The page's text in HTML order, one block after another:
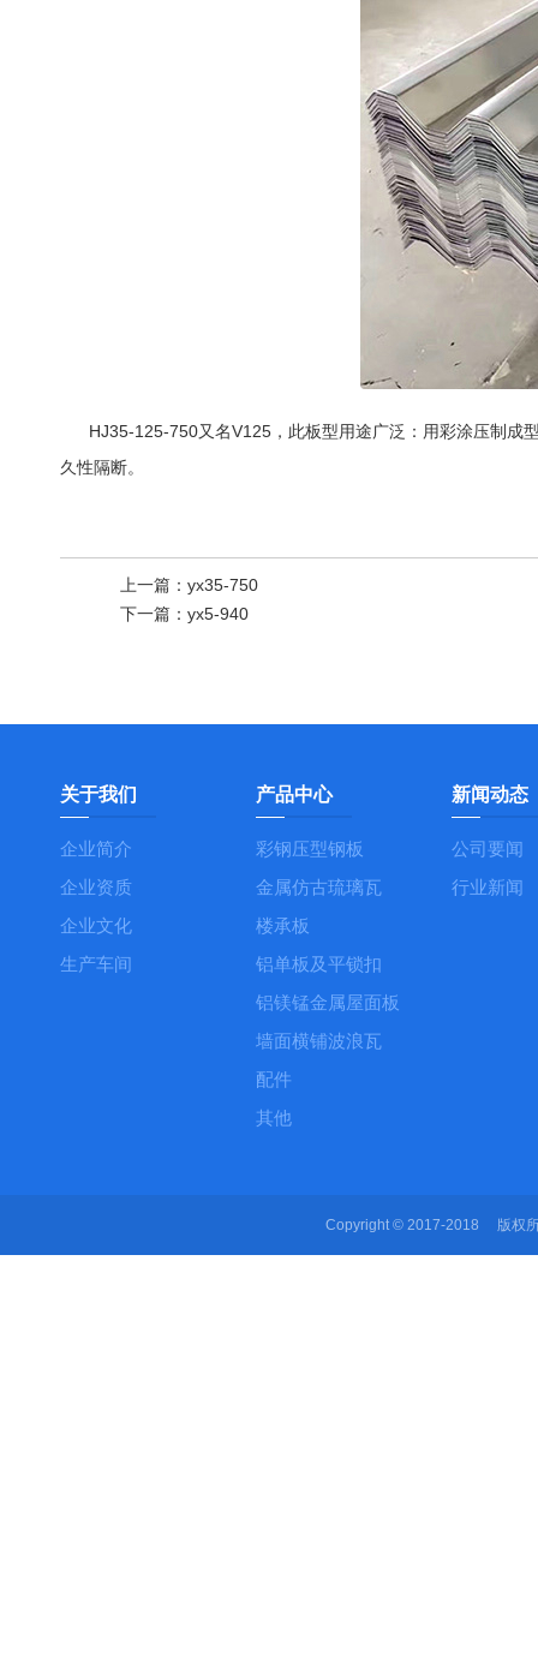
HJ35-125-750又名V125，此板型用途广泛：用彩涂压制成
久性隔断。
上一篇： yx35-750
下一篇： yx5-940
关于我们
企业简介
企业资质
企业文化
生产车间
产品中心
彩钢压型钢板
金属仿古琉璃瓦
楼承板
铝单板及平锁扣
铝镁锰金属屋面板
墙面横铺波浪瓦
配件
其他
新闻动态
公司要闻
行业新闻
Copyright © 2017-2018 版权